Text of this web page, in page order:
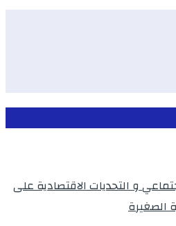
و التحديات الاقتصادية على
الصغيرة